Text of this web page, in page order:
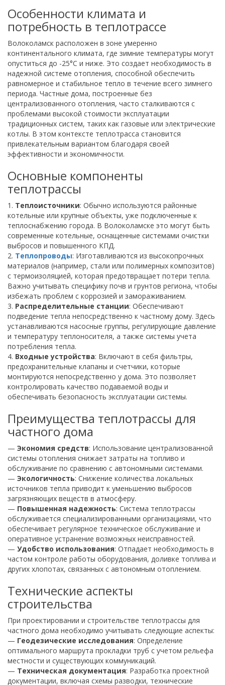
Особенности климата и
потребность в теплотрассе
Волоколамск расположен в зоне умеренно
континентального климата, где зимние температуры могут
опуститься до -25°C и ниже. Это создает необходимость в
надежной системе отопления, способной обеспечить
равномерное и стабильное тепло в течение всего зимнего
периода. Частные дома, построенные без
централизованного отопления, часто сталкиваются с
проблемами высокой стоимости эксплуатации
традиционных систем, таких как газовые или электрические
котлы. В этом контексте теплотрасса становится
привлекательным вариантом благодаря своей
эффективности и экономичности.
Основные компоненты
теплотрассы
1. Теплоисточники: Обычно используются районные
котельные или крупные объекты, уже подключенные к
теплоснабжению города. В Волоколамске это могут быть
современные котельные, оснащенные системами очистки
выбросов и повышенного КПД.
2. Теплопроводы: Изготавливаются из высокопрочных
материалов (например, стали или полимерных композитов)
с термоизоляцией, которая предотвращает потери тепла.
Важно учитывать специфику почв и грунтов региона, чтобы
избежать проблем с коррозией и замораживанием.
3. Распределительные станции: Обеспечивают
подведение тепла непосредственно к частному дому. Здесь
устанавливаются насосные группы, регулирующие давление
и температуру теплоносителя, а также системы учета
потребления тепла.
4. Входные устройства: Включают в себя фильтры,
предохранительные клапаны и счетчики, которые
монтируются непосредственно у дома. Это позволяет
контролировать качество подаваемой воды и
обеспечивать безопасность эксплуатации системы.
Преимущества теплотрассы для
частного дома
— Экономия средств: Использование централизованной
системы отопления снижает затраты на топливо и
обслуживание по сравнению с автономными системами.
— Экологичность: Снижение количества локальных
источников тепла приводит к уменьшению выбросов
загрязняющих веществ в атмосферу.
— Повышенная надежность: Система теплотрассы
обслуживается специализированными организациями, что
обеспечивает регулярное техническое обслуживание и
оперативное устранение возможных неисправностей.
— Удобство использования: Отпадает необходимость в
частом контроле работы оборудования, доливке топлива и
других хлопотах, связанных с автономным отоплением.
Технические аспекты
строительства
При проектировании и строительстве теплотрассы для
частного дома необходимо учитывать следующие аспекты:
— Геодезические исследования: Определение
оптимального маршрута прокладки труб с учетом рельефа
местности и существующих коммуникаций.
— Техническая документация: Разработка проектной
документации, включая схемы разводки, технические